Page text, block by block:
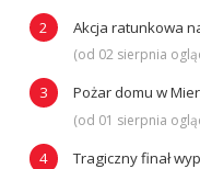
Akcja ratunkowa
(od 02 sierpnia
Pożar domu w
(od 01 sierpnia
Tragiczny finał